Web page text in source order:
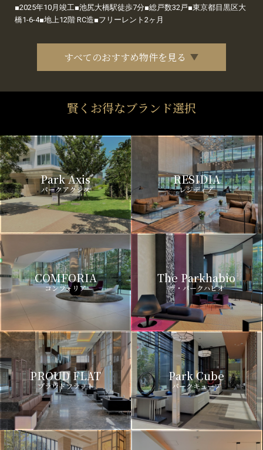
■2025年10月竣工■池尻大橋駅徒歩7分■総戸数32戸■東京都目黒区大
橋1-6-4■地上12階 RC造■フリーレント2ヶ月
すべてのおすすめ物件を見る
賢くお得なブランド選択
Park Axis
パークアクシス
RESIDIA
レジディア
COMFORIA
コンフォリア
The Parkhabio
ザ・パークハビオ
PROUD FLAT
プラウドフラット
Park Cube
パークキューブ